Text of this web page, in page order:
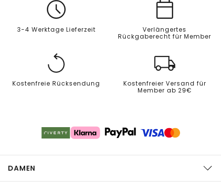
3-4 Werktage Lieferzeit
Verlängertes
Rückgaberecht für Member
Kostenfreie Rücksendung
Kostenfreier Versand für
Member ab 29€
DAMEN